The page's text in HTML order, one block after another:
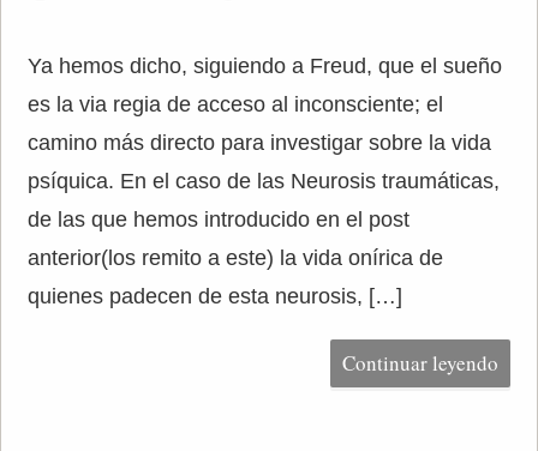
Ya hemos dicho, siguiendo a Freud, que el sueño
es la via regia de acceso al inconsciente; el
camino más directo para investigar sobre la vida
psíquica. En el caso de las Neurosis traumáticas,
de las que hemos introducido en el post
anterior(los remito a este) la vida onírica de
quienes padecen de esta neurosis, […]
Continuar leyendo